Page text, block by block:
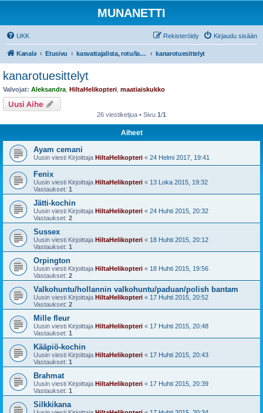
MUNANETTI
UKK Kirjaudu sisään
Rekisteröidy
Kanala Etusivu kasvattajalista, rotu/lajiesittelyt, siipikarjatarvikekaupat kanarotuesittelyt
kanarotuesittelyt
Valvojat: Aleksandra HiltaHelikopteri maatiaiskukko
Uusi Aihe
26 viestiketjua • Sivu 1/1
Aiheet
Ayam cemani
Uusin viesti Kirjoittaja HiltaHelikopteri « 24 Helmi 2017, 19:41
Fenix
Uusin viesti Kirjoittaja HiltaHelikopteri « 13 Loka 2015, 19:32
Vastaukset: 1
Jätti-kochin
Uusin viesti Kirjoittaja HiltaHelikopteri « 24 Huhti 2015, 20:32
Vastaukset: 2
Sussex
Uusin viesti Kirjoittaja HiltaHelikopteri « 18 Huhti 2015, 20:12
Vastaukset: 1
Orpington
Uusin viesti Kirjoittaja HiltaHelikopteri « 18 Huhti 2015, 19:56
Vastaukset: 2
Valkohuntu/hollannin valkohuntu/paduan/polish bantam
Uusin viesti Kirjoittaja HiltaHelikopteri « 17 Huhti 2015, 20:52
Vastaukset: 2
Mille fleur
Uusin viesti Kirjoittaja HiltaHelikopteri « 17 Huhti 2015, 20:48
Vastaukset: 1
Kääpiö-kochin
Uusin viesti Kirjoittaja HiltaHelikopteri « 17 Huhti 2015, 20:43
Vastaukset: 1
Brahmat
Uusin viesti Kirjoittaja HiltaHelikopteri « 17 Huhti 2015, 20:39
Vastaukset: 1
Silkkikana